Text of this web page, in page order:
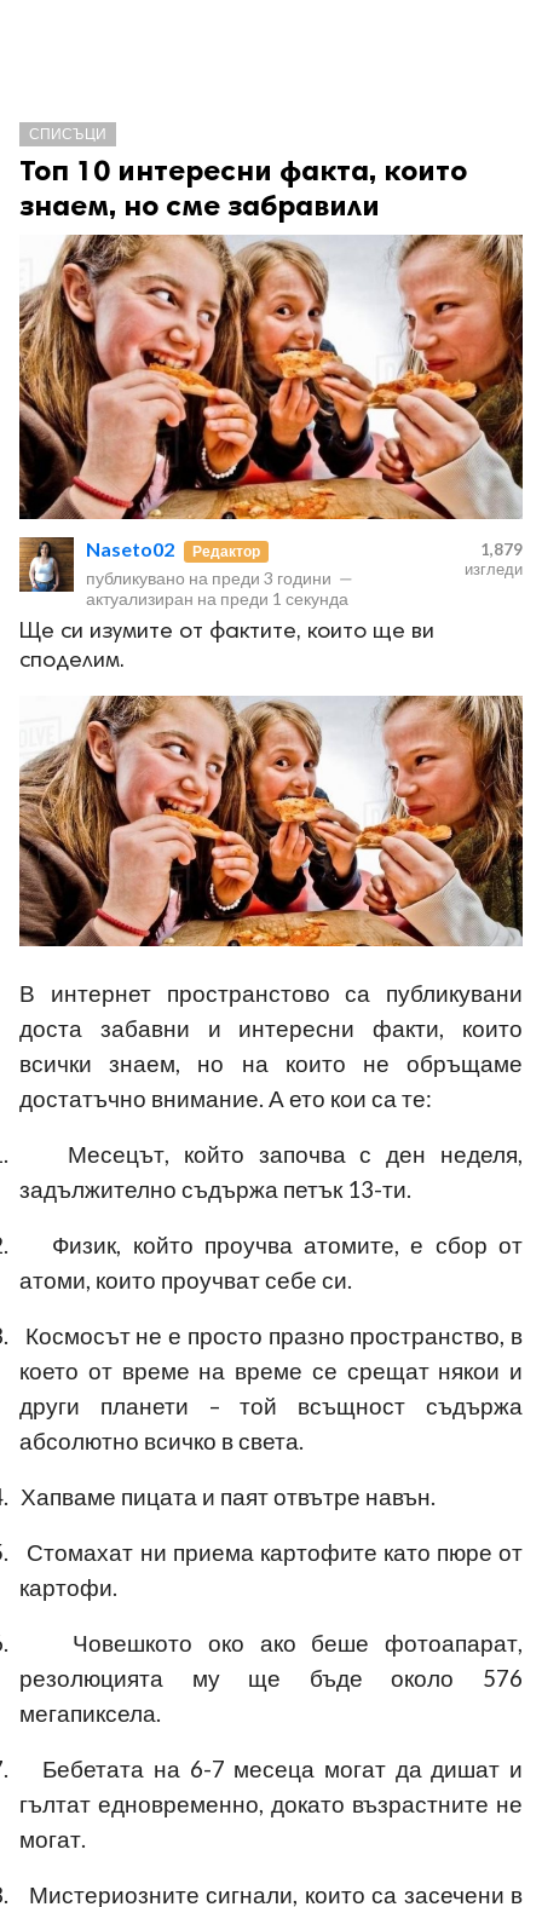
СПИСЪЦИ
Топ 10 интересни факта, които
знаем, но сме забравили
Naseto02 Редактор
публикувано на преди 3 години —
актуализиран на преди 1 секунда
1,879
изгледи
Ще си изумите от фактите, които ще ви
споделим.
В интернет пространстово са публикувани
доста забавни и интересни факти, които
всички знаем, но на които не обръщаме
достатъчно внимание. А ето кои са те:
Месецът, който започва с ден неделя,
задължително съдържа петък 13-ти.
Физик, който проучва атомите, е сбор от
атоми, които проучват себе си.
Космосът не е просто празно пространство, в
което от време на време се срещат някои и
други планети – той всъщност съдържа
абсолютно всичко в света.
Хапваме пицата и паят отвътре навън.
Стомахат ни приема картофите като пюре от
картофи.
Човешкото око ако беше фотоапарат,
резолюцията му ще бъде около 576
мегапиксела.
Бебетата на 6-7 месеца могат да дишат и
гълтат едновременно, докато възрастните не
могат.
Мистериозните сигнали, които са засечени в